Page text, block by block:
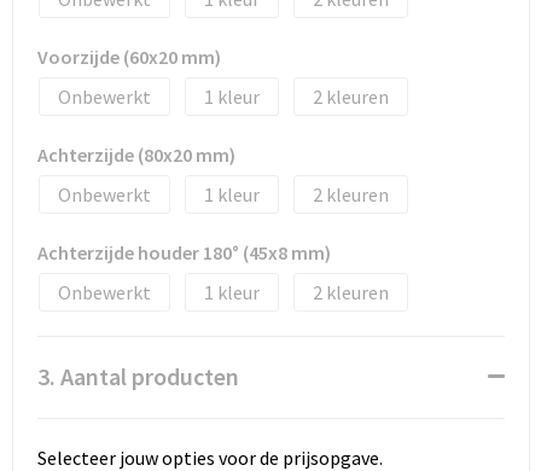
Tassen en Rugzakken
Textiel
Vrije tijd en reizen
Ondergoed, Sokken en Nachtkleding
Hemden en blouses
Sport
Voorzijde (60x20 mm)
Onbewerkt
1 2
Achterzijde (80x20 mm)
Onbewerkt
1 2
Achterzijde houder 180° (45x8 mm)
Onbewerkt
1 2
3. Aantal producten
Selecteer jouw opties voor de prijsopgave.